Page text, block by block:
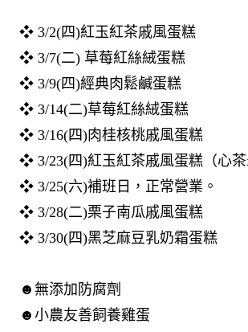
❖ 3/2(四)紅玉紅茶戚風蛋糕
❖ 3/7(二) 草莓紅絲絨蛋糕
❖ 3/9(四)經典肉鬆鹹蛋糕
❖ 3/14(二)草莓紅絲絨蛋糕
❖ 3/16(四)肉桂核桃戚風蛋糕
❖ 3/23(四)紅玉紅茶戚風蛋糕（心
❖ 3/25(六)補班日，正常營業。
❖ 3/28(二)栗子南瓜戚風蛋糕
❖ 3/30(四)黑芝麻豆乳奶霜蛋糕
☻無添加防腐劑
☻小農友善飼養雞蛋